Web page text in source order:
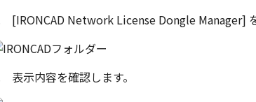
[IRONCAD Network License Dongle Manager] を
表示内容を確認します。